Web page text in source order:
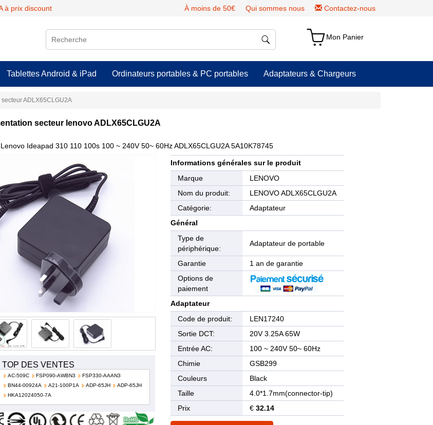
à prix discount À moins de 50€ Qui sommes nous Contactez-nous
Mon Panier
Tablettes Android & iPad Ordinateurs portables & PC portables Adaptateurs & Chargeurs
ADLX65CLGU2A
secteur lenovo ADLX65CLGU2A
Ideapad 310 110 100s 100 ~ 240V 50~ 60Hz ADLX65CLGU2A 5A10K78745
TOP DES VENTES
AC-509C FSP090-AWBN3
FSP330-AAAN3
BN44-00924A
A21-100P1A ADP-65JH
ADP-65JH
HKA12024050-7A
Informations générales sur le produit
Marque
LENOVO
Nom du produit:
LENOVO ADLX65CLGU2A
Catégorie:
Adaptateur
Général
Type de
périphérique:
Adaptateur de portable
Garantie
1 an de garantie
Options de
paiement
Adaptateur
Code de produit:
LEN17240
Sortie DCT:
20V 3.25A 65W
Entrée AC:
100 ~ 240V 50~ 60Hz
Chimie
GSB299
Couleurs
Black
Taille
4.0*1.7mm(connector-tip)
Prix
€32.14